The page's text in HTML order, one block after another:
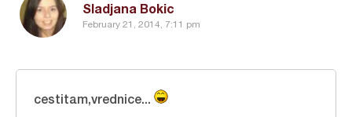
Sladjana Bokic
February 21, 2014, 7:11 pm
cestitam,vrednice...